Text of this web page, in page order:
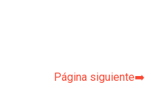
Página siguiente➡️